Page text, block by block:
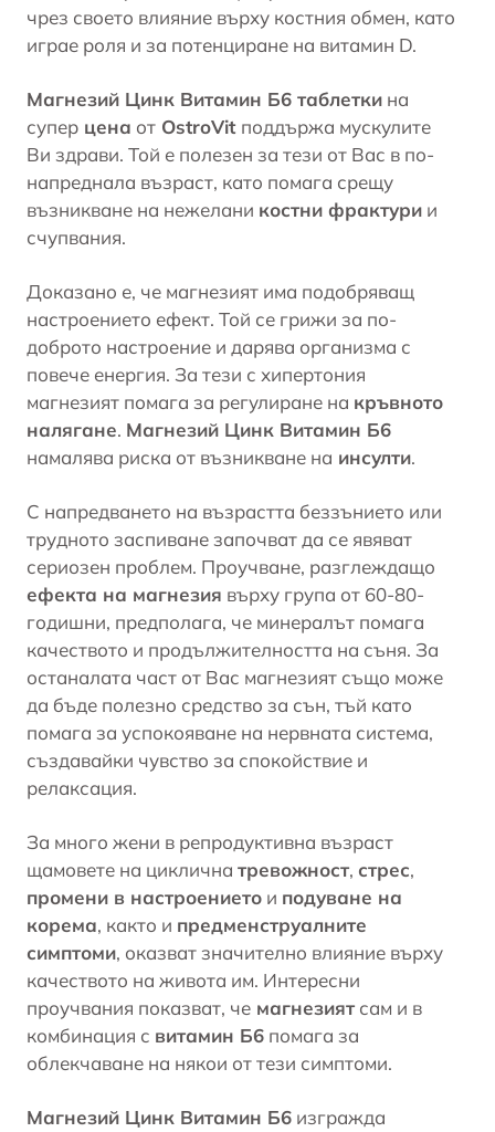
чрез своето влияние върху костния обмен, като
играе роля и за потенциране на витамин D.
Магнезий Цинк Витамин Б6 таблетки на
супер цена от OstroVit поддържа мускулите
Ви здрави. Той е полезен за тези от Вас в по-
напреднала възраст, като помага срещу
възникване на нежелани костни фрактури и
счупвания.
Доказано е, че магнезият има подобряващ
настроението ефект. Той се грижи за по-
доброто настроение и дарява организма с
повече енергия. За тези с хипертония
магнезият помага за регулиране на кръвното
налягане. Магнезий Цинк Витамин Б6
намалява риска от възникване на инсулти.
С напредването на възрастта беззънието или
трудното заспиване започват да се явяват
сериозен проблем. Проучване, разглеждащо
ефекта на магнезия върху група от 60-80-
годишни, предполага, че минералът помага
качеството и продължителността на съня. За
останалата част от Вас магнезият също може
да бъде полезно средство за сън, тъй като
помага за успокояване на нервната система,
създавайки чувство за спокойствие и
релаксация.
За много жени в репродуктивна възраст
щамовете на циклична тревожност, стрес,
промени в настроението и подуване на
корема, както и предменструалните
симптоми, оказват значително влияние върху
качеството на живота им. Интересни
проучвания показват, че магнезият сам и в
комбинация с витамин Б6 помага за
облекчаване на някои от тези симптоми.
Магнезий Цинк Витамин Б6 изгражда